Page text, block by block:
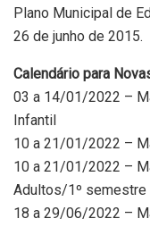
Plano Municipal de
26 de junho de 2015.
Calendário para
03 a 14/01/2022 –
Infantil
10 a 21/01/2022 –
10 a 21/01/2022 –
Adultos/1º semestre
18 a 29/06/2022 –